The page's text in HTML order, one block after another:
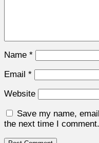
Name *
Email *
Website
Save my name,
the next time I comment.